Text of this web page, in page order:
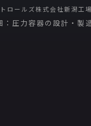
ロールズ株式会社新潟工場
：圧力容器の設計・製